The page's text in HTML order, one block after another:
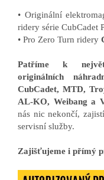
• Originální
ridery série CubCadet
• Pro Zero Turn ridery
Patříme k
originálních
CubCadet, MTD,
AL-KO, Weibang a
nás nic nekončí,
servisní služby.
Zajišťujeme i přímý